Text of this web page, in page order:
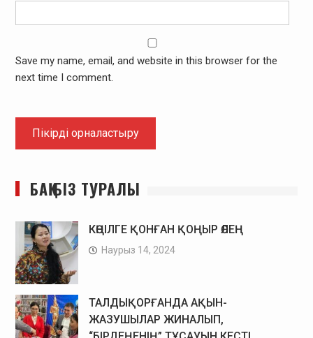
Save my name, email, and website in this browser for the
next time I comment.
БАҚ БІЗ ТУРАЛЫ
КӨҢІЛГЕ ҚОНҒАН ҚОҢЫР ӨЛЕҢ
Наурыз 14, 2024
ТАЛДЫҚОРҒАНДА АҚЫН-
ЖАЗУШЫЛАР ЖИНАЛЫП,